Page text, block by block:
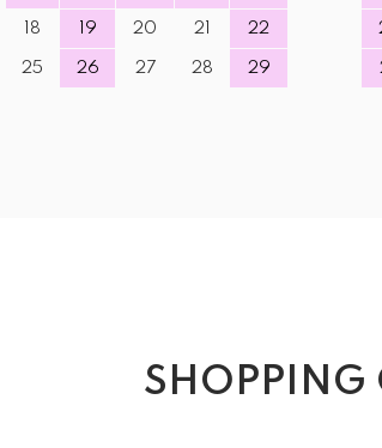
18 19 20 21 22
25 26 27 28 29
SHOPPING